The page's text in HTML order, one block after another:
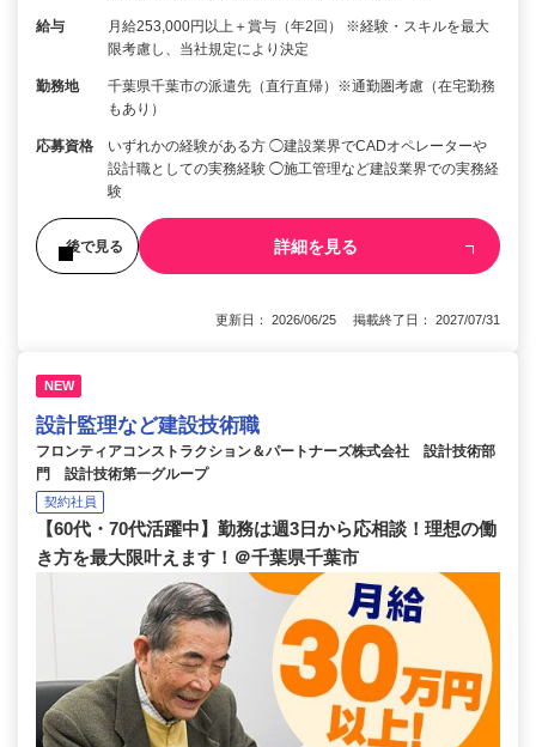
給与
月給253,000円以上＋賞与（年2回） ※経験・スキルを最大
限考慮し、当社規定により決定
勤務地
千葉県千葉市の派遣先（直行直帰）※通勤圏考慮（在宅勤務
もあり）
応募資格
いずれかの経験がある方 ◯建設業界でCADオペレーターや
設計職としての実務経験 ◯施工管理など建設業界での実務経
験
後で見る 詳細を見る
更新日： 2026/06/25 掲載終了日： 2027/07/31
NEW
設計監理など建設技術職
フロンティアコンストラクション＆パートナーズ株式会社 設計技術部
門 設計技術第一グループ
契約社員
【60代・70代活躍中】勤務は週3日から応相談！理想の働
き方を最大限叶えます！＠千葉県千葉市